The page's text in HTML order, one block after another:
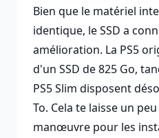
Bien que le matériel
identique, le SSD a
amélioration. La PS5
d'un SSD de 825 Go,
PS5 Slim disposent
To. Cela te laisse un
manœuvre pour les